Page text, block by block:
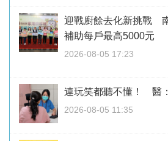
迎戰廚餘去化新挑戰
補助每戶最高5000元
2026-08-05 17:23
連玩笑都聽不懂！ 醫
2026-08-05 11:35